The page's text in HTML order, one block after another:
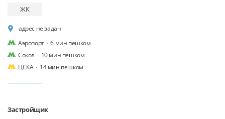
ЖК
адрес не задан
Аэропорт · 6 мин пешком
Сокол · 10 мин пешком
ЦСКА · 14 мин пешком
Застройщик